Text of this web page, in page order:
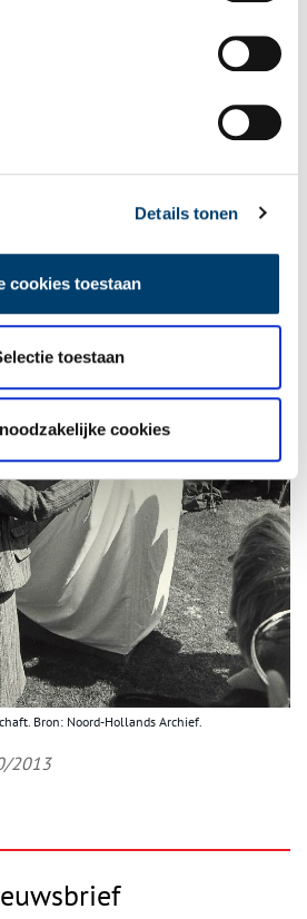
Details tonen
cookies toestaan
toestaan
cookies
Bron: Noord-Hollands Archief.
2013